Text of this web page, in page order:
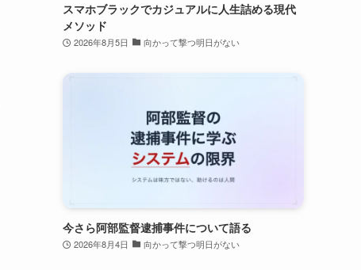
スマホブラックでカジュアルに人生詰める現代
メソッド
2026年8月5日 向かって撃つ明日がない
今さら阿部監督逮捕事件について語る
2026年8月4日 向かって撃つ明日がない